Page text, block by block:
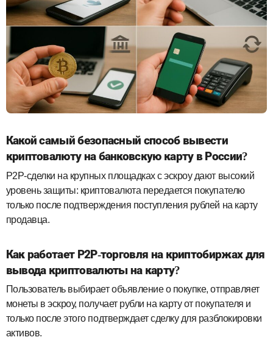
Какой самый безопасный способ вывести
криптовалюту на банковскую карту в России?
P2P‑сделки на крупных площадках с эскроу дают высокий
уровень защиты: криптовалюта передается покупателю
только после подтверждения поступления рублей на карту
продавца.
Как работает P2P‑торговля на криптобиржах для
вывода криптовалюты на карту?
Пользователь выбирает объявление о покупке, отправляет
монеты в эскроу, получает рубли на карту от покупателя и
только после этого подтверждает сделку для разблокировки
активов.